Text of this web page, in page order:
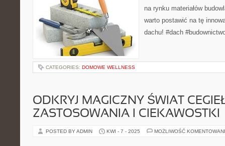
na rynku materiałów
warto postawić na tę
dachu! #dach
CATEGORIES: DOMOWE WELLNESS
ODKRYJ MAGICZNY ŚWIAT
ZASTOSOWANIA I CIEKAWOSTKI
POSTED BY ADMIN KWI - 7 - 2025 MOŻLIWOŚĆ